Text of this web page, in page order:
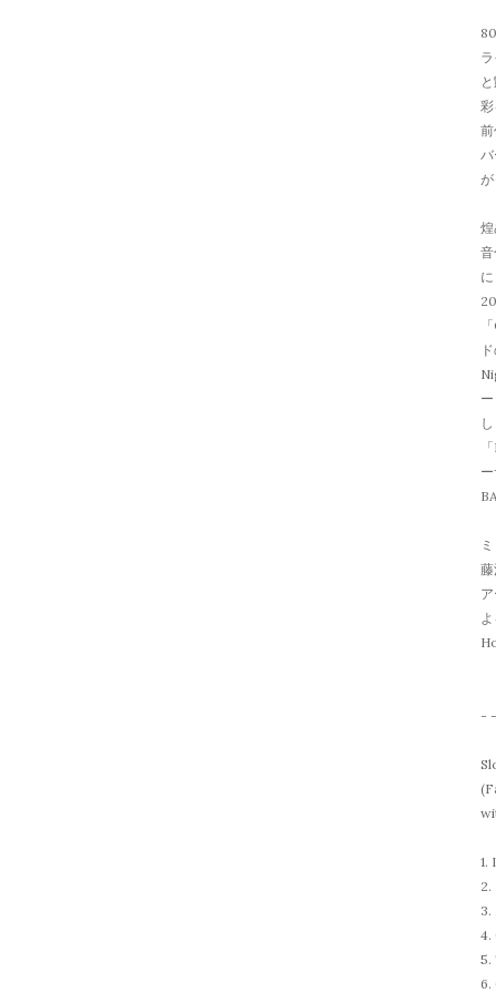
彩
が
-
1.
2.
3.
4.
5.
6.